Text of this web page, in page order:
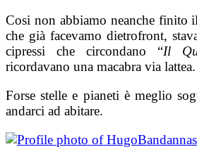
Cosi non abbiamo neanche finito
che già facevamo dietrofront,
cipressi che circondano “Il
ricordavano una macabra via lattea.
Forse stelle e pianeti è meglio
andarci ad abitare.